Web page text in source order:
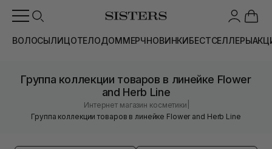
ВОЛОСЫЛИЦОТЕЛОДОММЕРЧНОВИНКИБЕСТСЕЛЛЕРЫ
Группа коллекции товаров в линейке Flower
and Herb Line
Интернет магазин косметики
Группа коллекции товаров в линейке Flower and Herb Line